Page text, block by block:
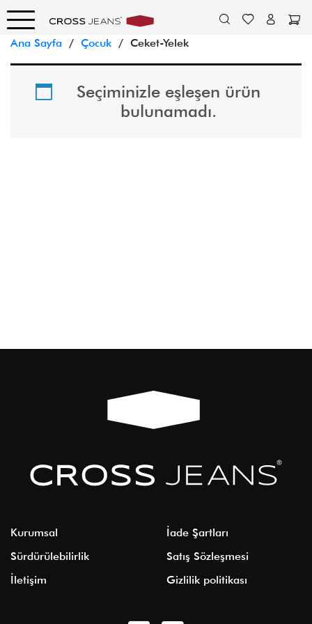
Ana Sayfa / Çocuk / Ceket-Yelek
Seçiminizle eşleşen ürün
bulunamadı.
Kurumsal
Sürdürülebilirlik
İletişim
İade Şartları
Satış Sözleşmesi
Gizlilik politikası